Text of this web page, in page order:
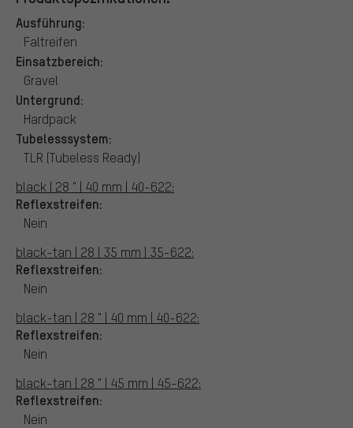
Ausführung:
Faltreifen
Einsatzbereich:
Gravel
Untergrund:
Hardpack
Tubelesssystem:
TLR (Tubeless Ready)
black | 28 " | 40 mm | 40-622:
Reflexstreifen:
Nein
black-tan | 28 | 35 mm | 35-622:
Reflexstreifen:
Nein
black-tan | 28 " | 40 mm | 40-622:
Reflexstreifen:
Nein
black-tan | 28 " | 45 mm | 45-622:
Reflexstreifen:
Nein